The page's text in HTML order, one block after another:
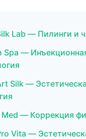
Lab — Пилинги и
Spa —
Silk —
Med — Коррекция
Vita —